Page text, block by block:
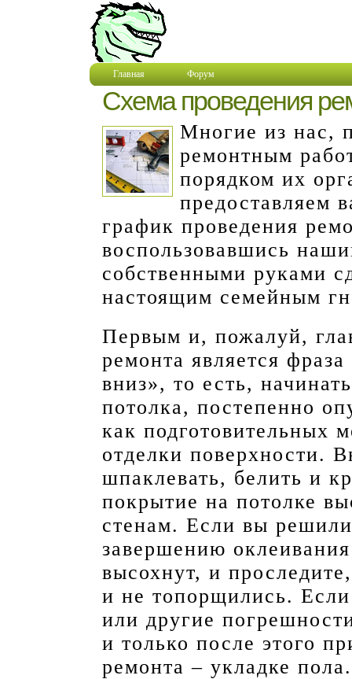
Главная Форум
Схема проведения
Многие из нас,
ремонтным
порядком их
предоставляем
график проведения
воспользовавшись
собственными руками
настоящим семейным
Первым и, пожалуй,
ремонта является
вниз», то есть,
потолка, постепенно
как подготовительных
отделки поверхности.
шпаклевать, белить и
покрытие на потолке
стенам. Если вы
завершению
высохнут, и
и не топорщились. Если
или другие
и только после этого
ремонта – укладке пола.